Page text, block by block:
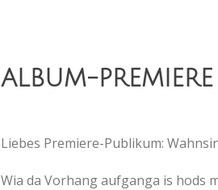
ALBUM-
Liebes Premiere-Publikum:
Wia da Vorhang aufganga is hods